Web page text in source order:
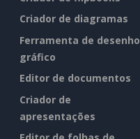
Criador de diagramas
Ferramenta de desenho
gráfico
Editor de documentos
Criador de
apresentações